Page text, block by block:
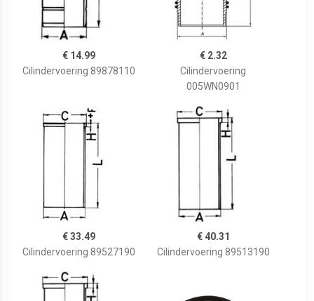
€ 14.99
Cilindervoering 89878110
€ 2.32
Cilindervoering
005WN0901
€ 33.49
Cilindervoering 89527190
€ 40.31
Cilindervoering 89513190